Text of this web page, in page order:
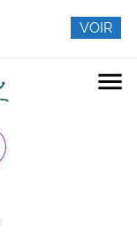
menu
VOIR